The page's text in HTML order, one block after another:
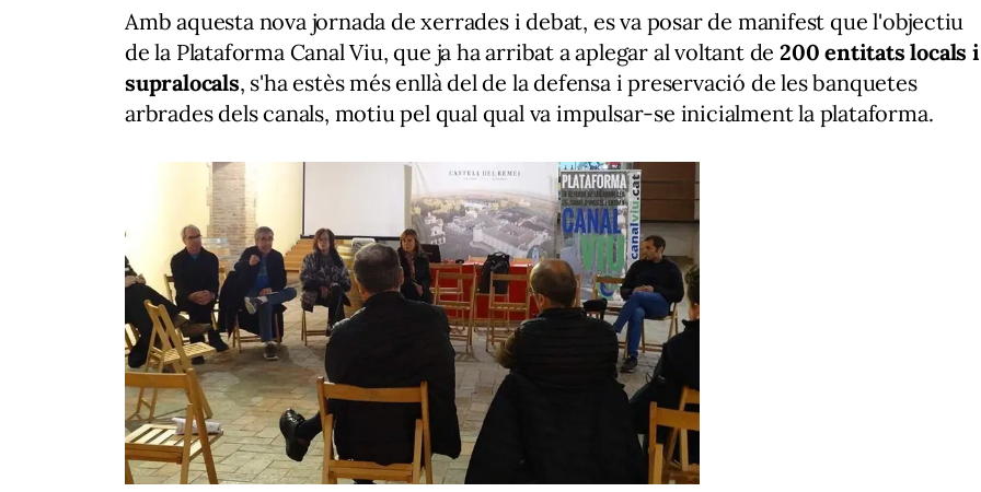
Amb aquesta nova jornada de xerrades i debat, es va posar de manifest que l'objectiu
de la Plataforma Canal Viu, que ja ha arribat a aplegar al voltant de 200 entitats locals i
supralocals, s'ha estès més enllà del de la defensa i preservació de les banquetes
arbrades dels canals, motiu pel qual qual va impulsar-se inicialment la plataforma.